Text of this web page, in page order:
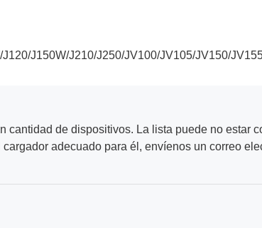
J150W/J210/J250/JV100/JV105/JV150/
cantidad de dispositivos. La lista puede no estar
adecuado para él, envíenos un correo